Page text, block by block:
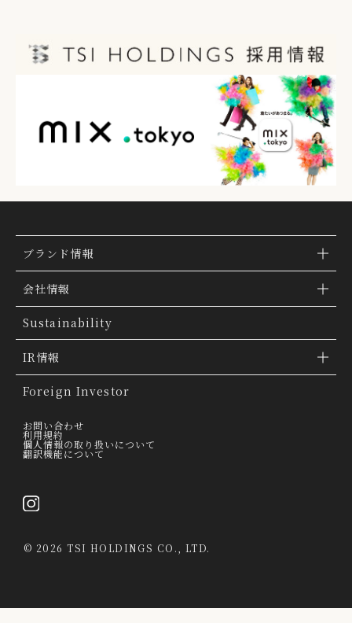
ブランド情報
ブランド検索
ブランドトピックス
「ファッションの力を信じよう」
THE MOVIE
会社情報
TSI トピックス
会社概要
会社沿革
グループ会社
経営理念
採用情報
Sustainability
IR情報
IR情報
IR トピックス
IRライブラリー
決算説明会資料
Foreign Investor
お問い合わせ
利用規約
個人情報の取り扱いについて
翻訳機能について
© 2026 TSI HOLDINGS CO., LTD.